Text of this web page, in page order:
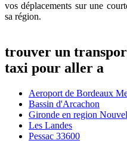
vos déplacements sur une
sa région.
trouver un
taxi pour aller a
Aeroport de Bordeaux
Bassin d'Arcachon
Gironde en region
Les Landes
Pessac 33600